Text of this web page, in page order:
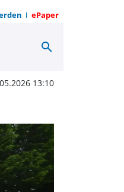
ePaper
|
search
13:10